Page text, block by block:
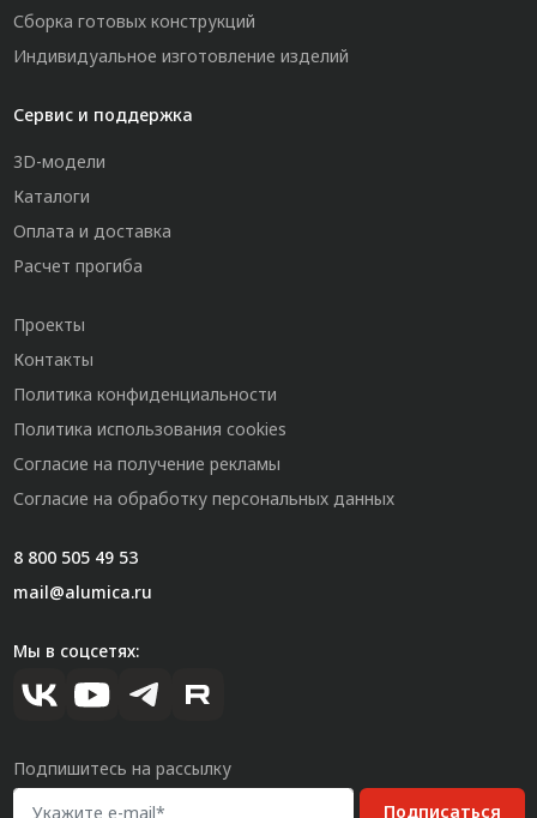
Сборка готовых конструкций
Индивидуальное изготовление изделий
Сервис и поддержка
3D-модели
Каталоги
Оплата и доставка
Расчет прогиба
Проекты
Контакты
Политика конфиденциальности
Политика использования cookies
Согласие на получение рекламы
Согласие на обработку персональных данных
8 800 505 49 53
mail@alumica.ru
Мы в соцсетях:
Подпишитесь на рассылку
Подписаться